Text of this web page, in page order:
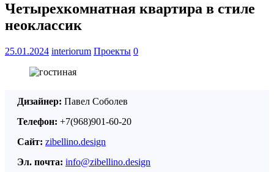
Четырехкомнатная квартира в стиле
неоклассик
25.01.2024 interiorum Проекты 0
Дизайнер: Павел Соболев
Телефон: +7(968)901-60-20
Сайт: zibellino.design
Эл. почта: info@zibellino.design